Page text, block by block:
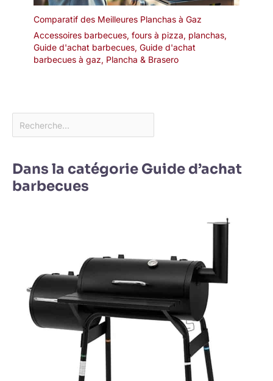
Comparatif des Meilleures Planchas à Gaz
Accessoires barbecues, fours à pizza, planchas,
Guide d'achat barbecues, Guide d'achat
barbecues à gaz, Plancha & Brasero
Dans la catégorie Guide d’achat
barbecues